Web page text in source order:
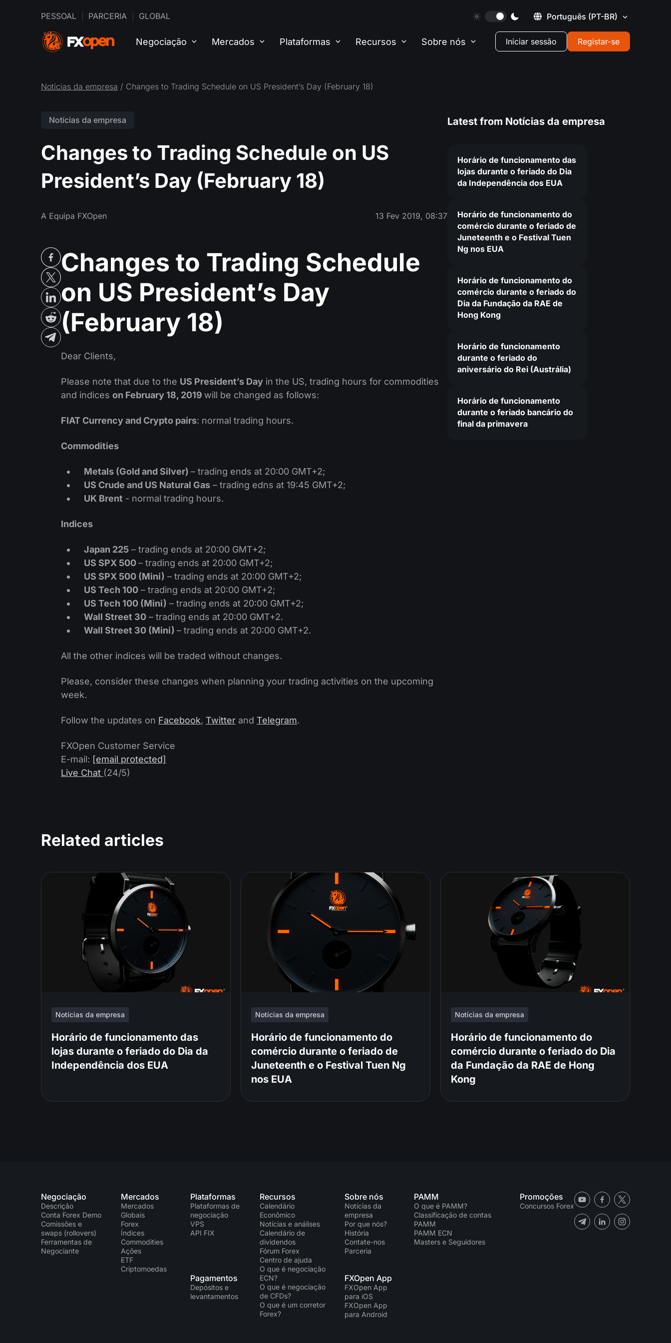
PESSOAL PARCERIA GLOBAL Português (PT-BR)
Negociação Mercados Plataformas Recursos Sobre nós Iniciar sessão Registar-se
Notícias da empresa / Changes to Trading Schedule on US President’s Day (February 18)
Notícias da empresa
Changes to Trading Schedule on US
President’s Day (February 18)
A Equipa FXOpen 13 Fev 2019, 08:37
Changes to Trading Schedule
on US President’s Day
(February 18)
Dear Clients,
Please note that due to the US President’s Day in the US, trading hours for commodities
and indices on February 18, 2019 will be changed as follows:
FIAT Currency and Crypto pairs: normal trading hours.
Commodities
Metals (Gold and Silver) – trading ends at 20:00 GMT+2;
US Crude and US Natural Gas – trading edns at 19:45 GMT+2;
UK Brent - normal trading hours.
Indices
Japan 225 – trading ends at 20:00 GMT+2;
US SPX 500– trading ends at 20:00 GMT+2;
US SPX 500 (Mini) – trading ends at 20:00 GMT+2;
US Tech 100 – trading ends at 20:00 GMT+2;
US Tech 100 (Mini) – trading ends at 20:00 GMT+2;
Wall Street 30 – trading ends at 20:00 GMT+2.
Wall Street 30 (Mini) – trading ends at 20:00 GMT+2.
All the other indices will be traded without changes.
Please, consider these changes when planning your trading activities on the upcoming
week.
Follow the updates on Facebook, Twitter and Telegram.
FXOpen Customer Service
E-mail: [email protected]
Live Chat (24/5)
Latest from Notícias da empresa
Horário de funcionamento das
lojas durante o feriado do Dia
da Independência dos EUA
Horário de funcionamento do
comércio durante o feriado de
Juneteenth e o Festival Tuen
Ng nos EUA
Horário de funcionamento do
comércio durante o feriado do
Dia da Fundação da RAE de
Hong Kong
Horário de funcionamento
durante o feriado do
aniversário do Rei (Austrália)
Horário de funcionamento
durante o feriado bancário do
final da primavera
Related articles
Notícias da empresa
Horário de funcionamento das
lojas durante o feriado do Dia da
Independência dos EUA
Notícias da empresa
Horário de funcionamento do
comércio durante o feriado de
Juneteenth e o Festival Tuen Ng
nos EUA
Notícias da empresa
Horário de funcionamento do
comércio durante o feriado do Dia
da Fundação da RAE de Hong
Kong
Negociação
Descrição
Conta Forex Demo
Comissões e
swaps (rollovers)
Ferramentas de
Negociante
Mercados
Mercados
Globais
Forex
Índices
Commodities
Ações
ETF
Criptomoedas
Plataformas
Plataformas de
negociação
VPS
API FIX
Pagamentos
Depósitos e
levantamentos
Recursos
Calendário
Econômico
Notícias e análises
Calendário de
dividendos
Fórum Forex
Centro de ajuda
O que é negociação
ECN?
O que é negociação
de CFDs?
O que é um corretor
Forex?
Sobre nós
Notícias da
empresa
Por que nós?
História
Contate-nos
Parceria
FXOpen App
FXOpen App
para iOS
FXOpen App
para Android
PAMM
O que é PAMM?
Classificação de contas
PAMM
PAMM ECN
Masters e Seguidores
Promoções
Concursos Forex